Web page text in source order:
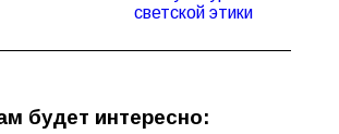
светской этики
будет интересно: